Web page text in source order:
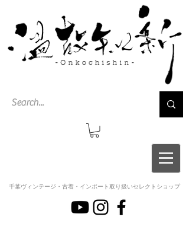
千葉ヴィンテージ・古着・インポート取り扱いセレクトショップ